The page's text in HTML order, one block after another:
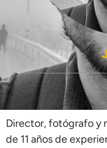
Director, fotógrafo y
de 11 años de